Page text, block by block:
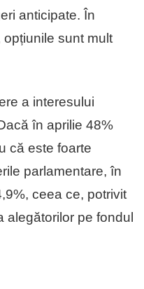
anticipate. În
sunt mult
a interesului
în aprilie 48%
că este foarte
parlamentare, în
ceea ce, potrivit
alegătorilor pe fondul